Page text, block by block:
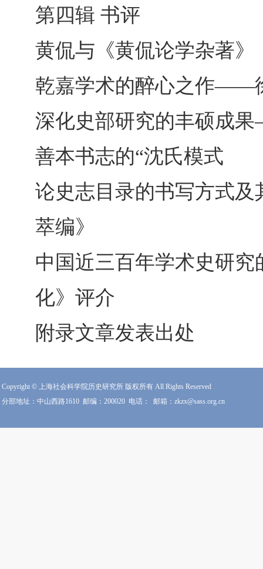
第四辑 书评
黄侃与《黄侃论学杂著》
乾嘉学术的醉心之作――
深化史部研究的丰硕成
善本书志的“沈氏模式
论史志目录的书写方式
萃编》
中国近三百年学术史研
化》评介
附录文章发表出处
Copyright © 上海社会科学院历史研究所 版权所有 All Rights Reserved
分部地址：中山西路1610 邮编：200020 电话： 邮箱：zkzx@sass.org.cn